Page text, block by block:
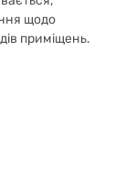
щодо
приміщень.